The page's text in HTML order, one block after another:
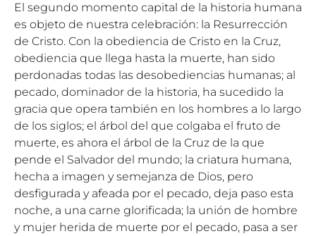
El segundo momento capital de la historia humana
es objeto de nuestra celebración: la Resurrección
de Cristo. Con la obediencia de Cristo en la Cruz,
obediencia que llega hasta la muerte, han sido
perdonadas todas las desobediencias humanas; al
pecado, dominador de la historia, ha sucedido la
gracia que opera también en los hombres a lo largo
de los siglos; el árbol del que colgaba el fruto de
muerte, es ahora el árbol de la Cruz de la que
pende el Salvador del mundo; la criatura humana,
hecha a imagen y semejanza de Dios, pero
desfigurada y afeada por el pecado, deja paso esta
noche, a una carne glorificada; la unión de hombre
y mujer herida de muerte por el pecado, pasa a ser